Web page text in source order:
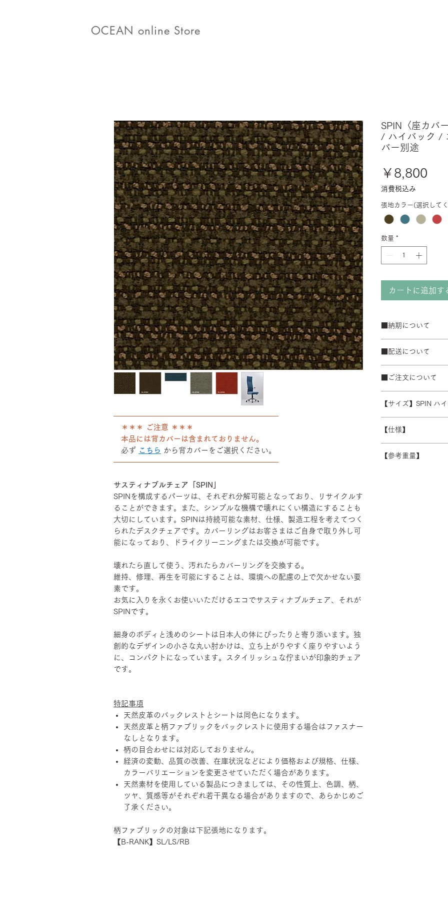
OCEAN online Store
――――――――――――――――――――――
＊＊＊ ご注意 ＊＊＊
本品には背カバーは含まれておりません。
必ず こちら から背カバーをご選択ください。
――――――――――――――――――――――
サスティナブルチェア「SPIN」
SPINを構成するパーツは、それぞれ分解可能となっており、リサイクルす
ることができます。また、シンプルな機構で壊れにくい構造にすることも
大切にしています。SPINは持続可能な素材、仕様、製造工程を考えてつく
られたデスクチェアです。カバーリングはお客さまはご自身で取り外し可
能になっており、ドライクリーニングまたは交換が可能です。
壊れたら直して使う、汚れたらカバーリングを交換する。
維持、修理、再生を可能にすることは、環境への配慮の上で欠かせない要
素です。
お気に入りを永くお使いいただけるエコでサスティナブルチェア、それが
SPINです。
細身のボディと浅めのシートは日本人の体にぴったりと寄り添います。独
創的なデザインの小さな丸い肘かけは、立ち上がりやすく座りやすいよう
に、コンパクトになっています。スタイリッシュな佇まいが印象的チェア
です。
特記事項
天然皮革のバックレストとシートは同色になります。
天然皮革と柄ファブリックをバックレストに使用する場合はファスナー
なしとなります。
柄の目合わせには対応しておりません。
経済の変動、品質の改善、在庫状況などにより価格および規格、仕様、
カラーバリエーションを変更させていただく場合があります。
天然素材を使用している製品につきましては、その性質上、色調、柄、
ツヤ、質感等がそれぞれ若干異なる場合がありますので、あらかじめご
了承ください。
柄ファブリックの対象は下記張地になります。
【B-RANK】SL/LS/RB
SPIN〈座カバ
/ ハイバック /
バー別途
￥8,800
消費税込み
張地カラー(選択して
数量 *
カートに追加す
■納期について
ブラック粉体塗
50台以上の場合は要
て納期が変動するこ
■配送について
配送エリアによって
※数量によって配送
ます。 離島・一部
受注生産の為、配
す。詳細なお時間帯
できない場合がござ
■ご注文について
ズ等)、キャンセル
さい。
【サイズ】SPIN ハ
【仕様】
シート：PP・モ
【参考重量】